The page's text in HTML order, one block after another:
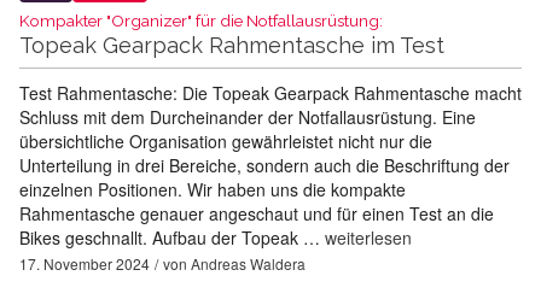
Kompakter "Organizer" für die Notfallausrüstung:
Topeak Gearpack Rahmentasche im Test
Test Rahmentasche: Die Topeak Gearpack Rahmentasche macht
Schluss mit dem Durcheinander der Notfallausrüstung. Eine
übersichtliche Organisation gewährleistet nicht nur die
Unterteilung in drei Bereiche, sondern auch die Beschriftung der
einzelnen Positionen. Wir haben uns die kompakte
Rahmentasche genauer angeschaut und für einen Test an die
Bikes geschnallt. Aufbau der Topeak … weiterlesen
17. November 2024 von Andreas Waldera